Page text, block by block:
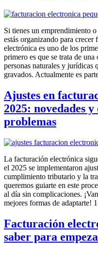
Si tienes un emprendimiento
estás organizando para
electrónica es uno de los
primero es que se trata de
personas naturales y jurídicas
gravados. Actualmente es
Ajustes en
2025: novedades
problemas
La facturación electrónica
el 2025 se implementaron
cumplimiento tributario y la
queremos guiarte en este
al día sin complicaciones.
mejores formas de
Facturación
saber para